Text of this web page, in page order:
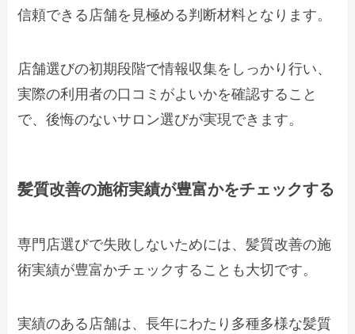
信頼できる店舗を見極める判断材料となります。
店舗選びの初期段階で情報収集をしっかり行い、
実際の利用者の口コミがよいかを確認すること
で、後悔のないサロン選びが実現できます。
髪質改善の施術実績が豊富かをチェックする
専門店選びで失敗しないためには、髪質改善の施
術実績が豊富かチェックすることも大切です。
実績のある店舗は、長年にわたり多種多様な髪質